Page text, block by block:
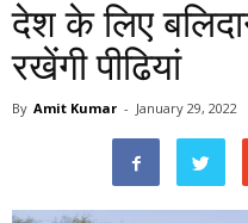
देश के लिए
रखेंगी पीढियां
By Amit Kumar - January 29, 2022